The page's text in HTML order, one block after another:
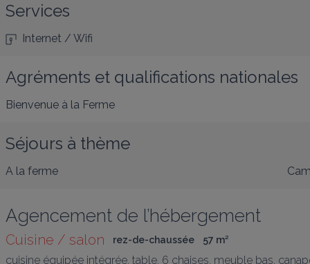
Services
Internet / Wifi
Agréments et qualifications nationales
Bienvenue à la Ferme
Séjours à thème
A la ferme
Agencement de l’hébergement
Cuisine / salon rez-de-chaussée 57 m²
cuisine équipée intégrée, table, 6 chaises, meuble bas,